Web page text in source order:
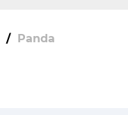
/ Panda